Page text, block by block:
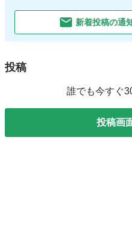
新着投稿の通
投稿
誰でも今すぐ
投稿画